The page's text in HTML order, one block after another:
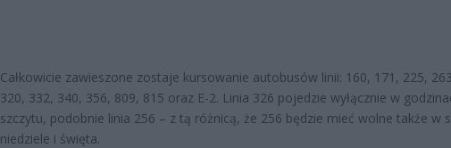
Całkowicie zawieszone zostaje kursowanie autobusów linii: 160, 171, 225,
320, 332, 340, 356, 809, 815 oraz E-2. Linia 326 pojedzie wyłącznie w
szczytu, podobnie linia 256 – z tą różnicą, że 256 będzie mieć wolne także w
niedziele i święta.